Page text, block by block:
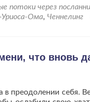
потоки через
Ома, Ченнелинг
что вновь
в преодолении себя.